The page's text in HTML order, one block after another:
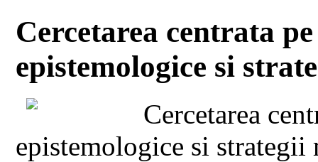
Cercetarea centrata
epistemologice si
Cercetarea
epistemologice si strategii